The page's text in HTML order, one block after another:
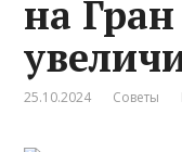
на
25.10.2024 Советы